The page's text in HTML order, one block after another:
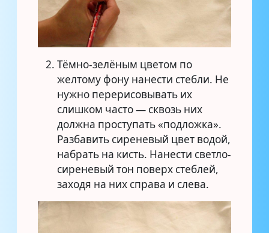
Тёмно-зелёным цветом по
желтому фону нанести стебли. Не
нужно перерисовывать их
слишком часто — сквозь них
должна проступать «подложка».
Разбавить сиреневый цвет водой,
набрать на кисть. Нанести светло-
сиреневый тон поверх стеблей,
заходя на них справа и слева.